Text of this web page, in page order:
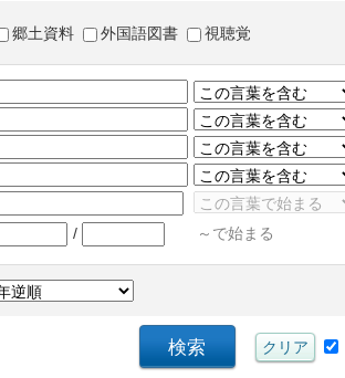
郷土資料 外国語図書 視聴覚
/ ～で始まる